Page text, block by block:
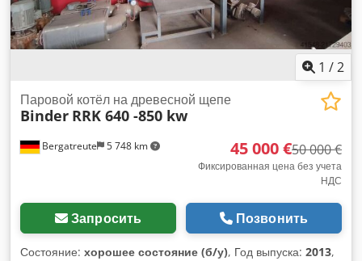
1 /2
Bergatreute 5 748 km
Паровой котёл на древесной щепе
Binder RRK 640 -850 kw
45 000 €50 000 €
Фиксированная цена без учета
НДС
Запросить Позвонить
Состояние: хорошее состояние (б/у), Год выпуска: 2013,